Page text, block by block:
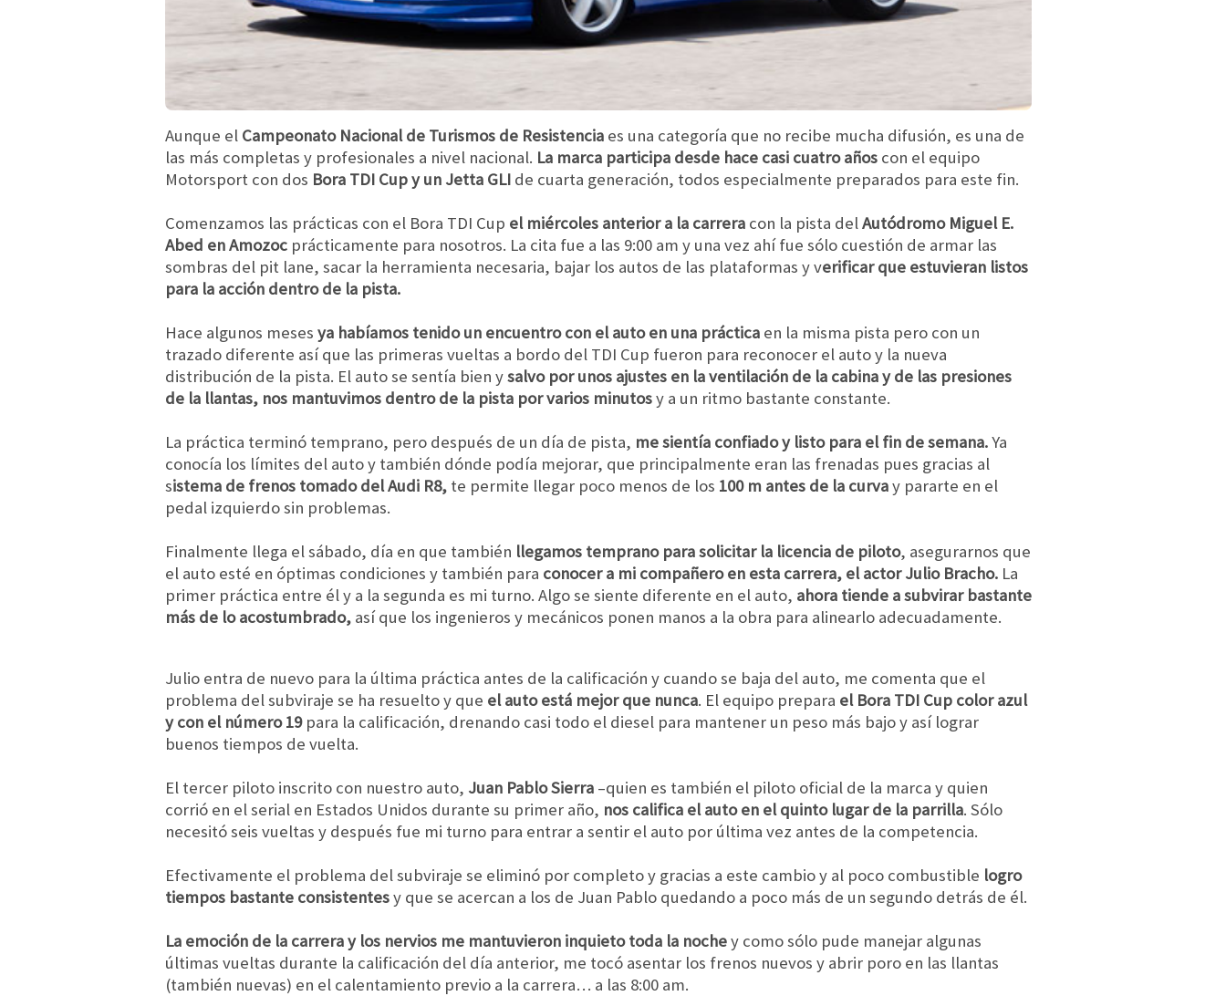
Aunque el Campeonato Nacional de Turismos de Resistencia es una categoría que no recibe mucha difusión, es una de
las más completas y profesionales a nivel nacional. La marca participa desde hace casi cuatro años con el equipo
Motorsport con dos Bora TDI Cup y un Jetta GLI de cuarta generación, todos especialmente preparados para este fin.
Comenzamos las prácticas con el Bora TDI Cup el miércoles anterior a la carrera con la pista delAutódromo Miguel E.
Abed en Amozoc prácticamente para nosotros. La cita fue a las 9:00 am y una vez ahí fue sólo cuestión de armar las
sombras del pit lane, sacar la herramienta necesaria, bajar los autos de las plataformas y verificar que estuvieran listos
para la acción dentro de la pista.
Hace algunos meses ya habíamos tenido un encuentro con el auto en una práctica en la misma pista pero con un
trazado diferente así que las primeras vueltas a bordo del TDI Cup fueron para reconocer el auto y la nueva
distribución de la pista. El auto se sentía bien ysalvo por unos ajustes en la ventilación de la cabina y de las presiones
de la llantas, nos mantuvimos dentro de la pista por varios minutosy a un ritmo bastante constante.
La práctica terminó temprano, pero después de un día de pista, me sientía confiado y listo para el fin de semana.Ya
conocía los límites del auto y también dónde podía mejorar, que principalmente eran las frenadas pues gracias al
sistema de frenos tomado del Audi R8, te permite llegar poco menos de los 100 m antes de la curvay pararte en el
pedal izquierdo sin problemas.
Finalmente llega el sábado, día en que también llegamos temprano para solicitar la licencia de piloto, asegurarnos que
el auto esté en óptimas condiciones y también para conocer a mi compañero en esta carrera, el actor Julio Bracho. La
primer práctica entre él y a la segunda es mi turno. Algo se siente diferente en el auto, ahora tiende a subvirar bastante
más de lo acostumbrado, así que los ingenieros y mecánicos ponen manos a la obra para alinearlo adecuadamente.
Julio entra de nuevo para la última práctica antes de la calificación y cuando se baja del auto, me comenta que el
problema del subviraje se ha resuelto y que el auto está mejor que nunca. El equipo prepara el Bora TDI Cup color azul
y con el número 19 para la calificación, drenando casi todo el diesel para mantener un peso más bajo y así lograr
buenos tiempos de vuelta.
El tercer piloto inscrito con nuestro auto, Juan Pablo Sierra –quien es también el piloto oficial de la marca y quien
corrió en el serial en Estados Unidos durante su primer año, nos califica el auto en el quinto lugar de la parrilla. Sólo
necesitó seis vueltas y después fue mi turno para entrar a sentir el auto por última vez antes de la competencia.
Efectivamente el problema del subviraje se eliminó por completo y gracias a este cambio y al poco combustible logro
tiempos bastante consistentesy que se acercan a los de Juan Pablo quedando a poco más de un segundo detrás de él.
La emoción de la carrera y los nervios me mantuvieron inquieto toda la nochey como sólo pude manejar algunas
últimas vueltas durante la calificación del día anterior, me tocó asentar los frenos nuevos y abrir poro en las llantas
(también nuevas) en el calentamiento previo a la carrera… a las 8:00 am.